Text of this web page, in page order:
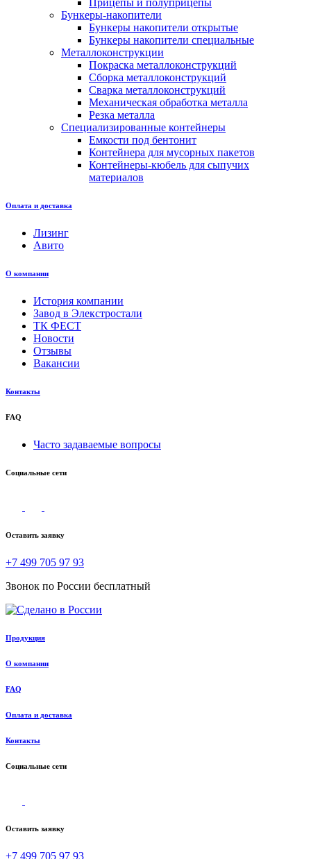
Прицепы и полуприцепы
Бункеры-накопители
Бункеры накопители открытые
Бункеры накопители специальные
Металлоконструкции
Покраска металлоконструкций
Сборка металлоконструкций
Сварка металлоконструкций
Механическая обработка металла
Резка металла
Специализированные контейнеры
Емкости под бентонит
Контейнера для мусорных пакетов
Контейнеры-кюбель для сыпучих
материалов
Оплата и доставка
Лизинг
Авито
О компании
История компании
Завод в Элекстростали
ТК ФЕСТ
Новости
Отзывы
Вакансии
Контакты
FAQ
Часто задаваемые вопросы
Социальные сети
Оставить заявку
+7 499 705 97 93
Звонок по России бесплатный
Продукция
О компании
FAQ
Оплата и доставка
Контакты
Социальные сети
Оставить заявку
+7 499 705 97 93